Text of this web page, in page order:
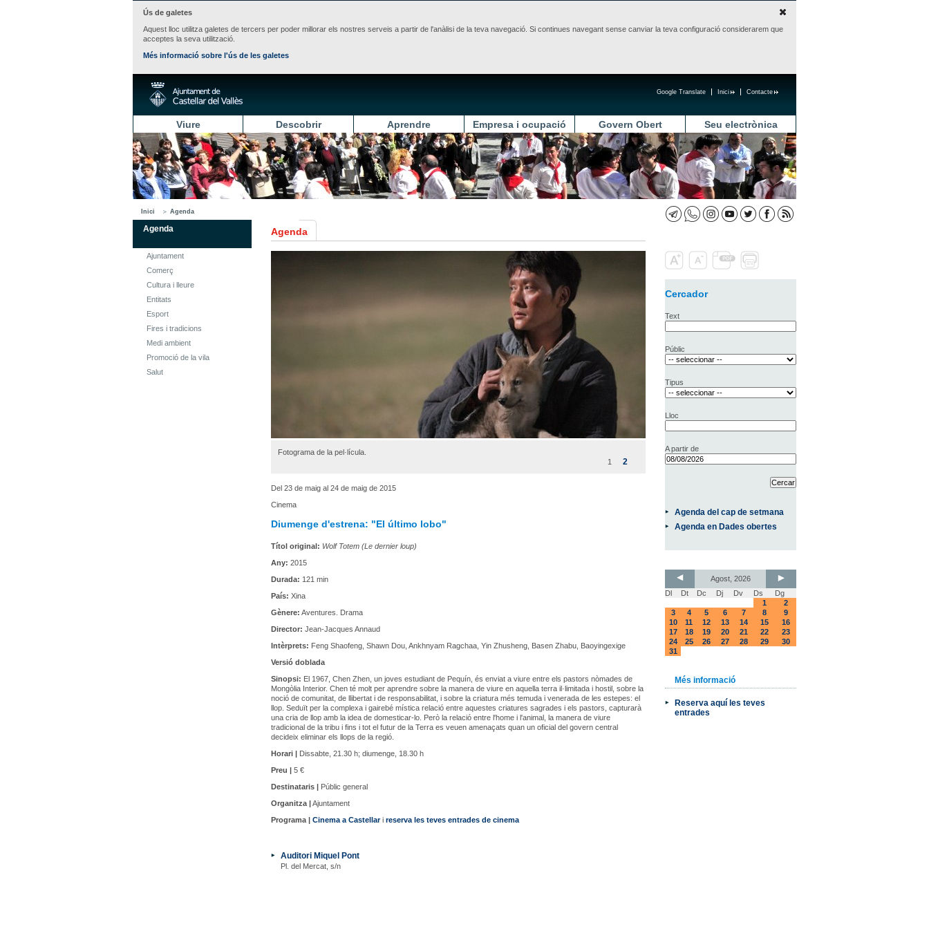
Ús de galetes
Aquest lloc utilitza galetes de tercers per poder millorar els nostres serveis a partir de l'anàlisi de la teva navegació. Si continues navegant sense canviar la teva configuració considerarem que
acceptes la seva utilització.
Més informació sobre l'ús de les galetes
Contacte
Inici
Google Translate
Viure Descobrir Aprendre Empresa i ocupació Govern Obert Seu electrònica
Inici Agenda
Agenda
Ajuntament
Comerç
Cultura i lleure
Entitats
Esport
Fires i tradicions
Medi ambient
Promoció de la vila
Salut
Agenda
Fotograma de la pel·lícula.
1
2
Del 23 de maig al 24 de maig de 2015
Cinema
Diumenge d'estrena: "El último lobo"
Títol original: Wolf Totem (Le dernier loup)
Any: 2015
Durada: 121 min
País: Xina
Gènere: Aventures. Drama
Director: Jean-Jacques Annaud
Intèrprets: Feng Shaofeng, Shawn Dou, Ankhnyam Ragchaa, Yin Zhusheng, Basen Zhabu, Baoyingexige
Versió doblada
Sinopsi: El 1967, Chen Zhen, un joves estudiant de Pequín, és enviat a viure entre els pastors nòmades de
Mongòlia Interior. Chen té molt per aprendre sobre la manera de viure en aquella terra il·limitada i hostil, sobre la
noció de comunitat, de llibertat i de responsabilitat, i sobre la criatura més temuda i venerada de les estepes: el
llop. Seduït per la complexa i gairebé mística relació entre aquestes criatures sagrades i els pastors, capturarà
una cria de llop amb la idea de domesticar-lo. Però la relació entre l'home i l'animal, la manera de viure
tradicional de la tribu i fins i tot el futur de la Terra es veuen amenaçats quan un oficial del govern central
decideix eliminar els llops de la regió.
Horari | Dissabte, 21.30 h; diumenge, 18.30 h
Preu | 5 €
Destinataris | Públic general
Organitza |Ajuntament
Programa | Cinema a Castellari reserva les teves entrades de cinema
Auditori Miquel Pont
Pl. del Mercat, s/n
Cercador
Text
Públic
Tipus
Lloc
A partir de
Agenda del cap de setmana
Agenda en Dades obertes
Agost, 2026
Dl
Dt Dc Dj Dv Ds
Dg
1
2
3
4 5 6 7 8
9
10
11 12 13 14 15
16
17
18 19 20 21 22
23
24
25 26 27 28 29
30
31
Més informació
Reserva aquí les teves
entrades